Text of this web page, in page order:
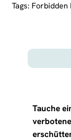
Tags: Forbidden
Tauche